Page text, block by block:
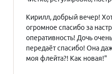
Кирилл, добрый вечер!
огромное спасибо за
оперативность! Дочь
передаёт спасибо! Она
моя флейта?! Как новая!"